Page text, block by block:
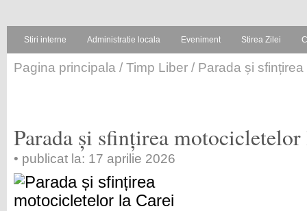
Stiri interne Administratie locala Eveniment Stirea Zilei
Pagina principala / Timp Liber / Parada și
Parada și sfințirea
• publicat la: 17 aprilie 2026